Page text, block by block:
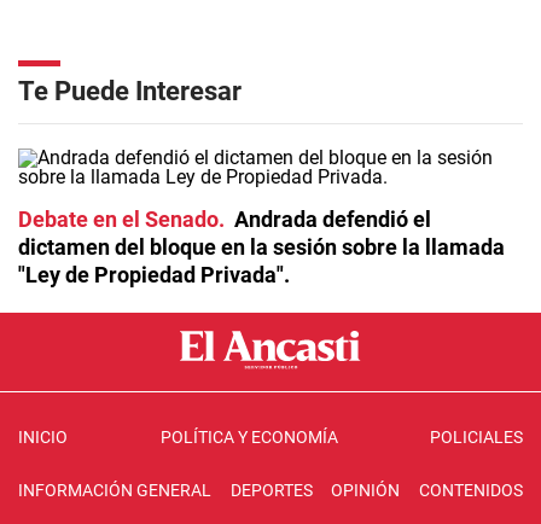
Te Puede Interesar
Debate en el Senado
Andrada defendió el
dictamen del bloque en la sesión sobre la llamada
"Ley de Propiedad Privada".
INICIO POLÍTICA Y ECONOMÍA POLICIALES
INFORMACIÓN GENERAL DEPORTES OPINIÓN CONTENIDOS